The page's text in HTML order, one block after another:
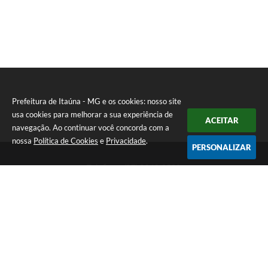
Prefeitura de Itaúna - MG e os cookies: nosso site
usa cookies para melhorar a sua experiência de
navegação. Ao continuar você concorda com a
nossa Política de Cookies e Privacidade.
ACEITAR
PERSONALIZAR
Telefone: (37) 3249-9500